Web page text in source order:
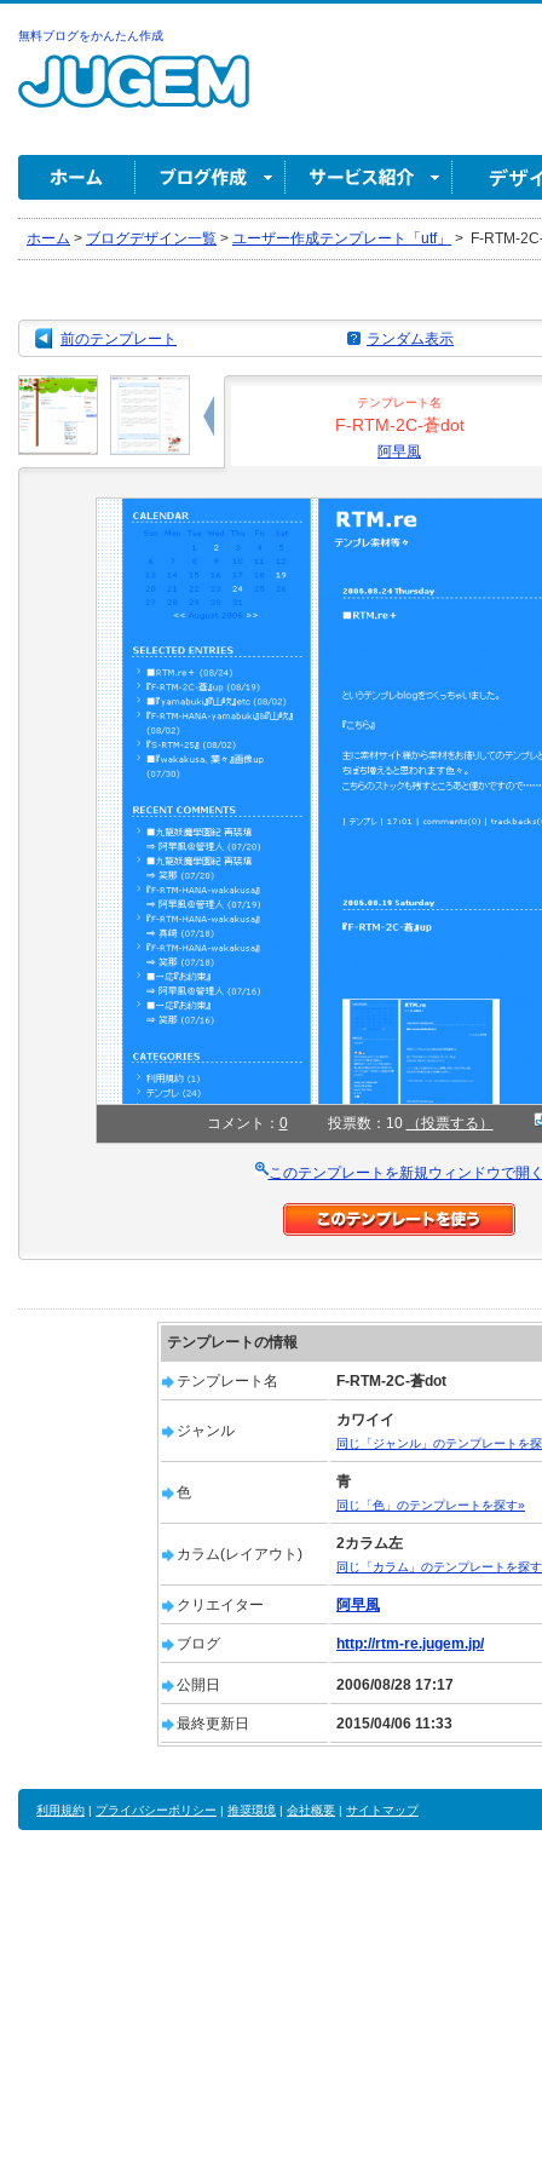
無料ブログをかんたん作成
ホーム > ブログデザイン一覧 > ユーザー作成テンプレート「utf」 > F-RTM-
前のテンプレート ランダム表示
テンプレート名
F-RTM-2C-蒼dot
阿早風
コメント： 0 投票数：10 （投票する）
このテンプレートを新規ウィンドウで開
テンプレートの情報
テンプレート名 F-RTM-2C-蒼dot
ジャンル
カワイイ
同じ「ジャンル」のテンプレートを
色
青
同じ「色」のテンプレートを探す»
カラム(レイアウト)
2カラム左
同じ「カラム」のテンプレートを探
クリエイター 阿早風
ブログ http://rtm-re.jugem.jp/
公開日 2006/08/28 17:17
最終更新日 2015/04/06 11:33
利用規約 | プライバシーポリシー | 推奨環境 | 会社概要 | サイトマップ